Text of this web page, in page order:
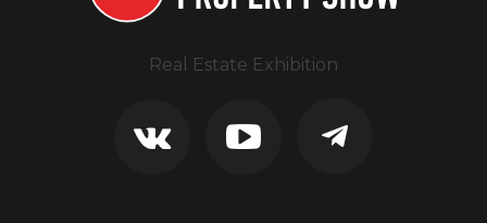
Real Estate Exhibition